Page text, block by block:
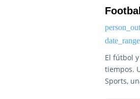
El fútbol
tiempos.
Sports,